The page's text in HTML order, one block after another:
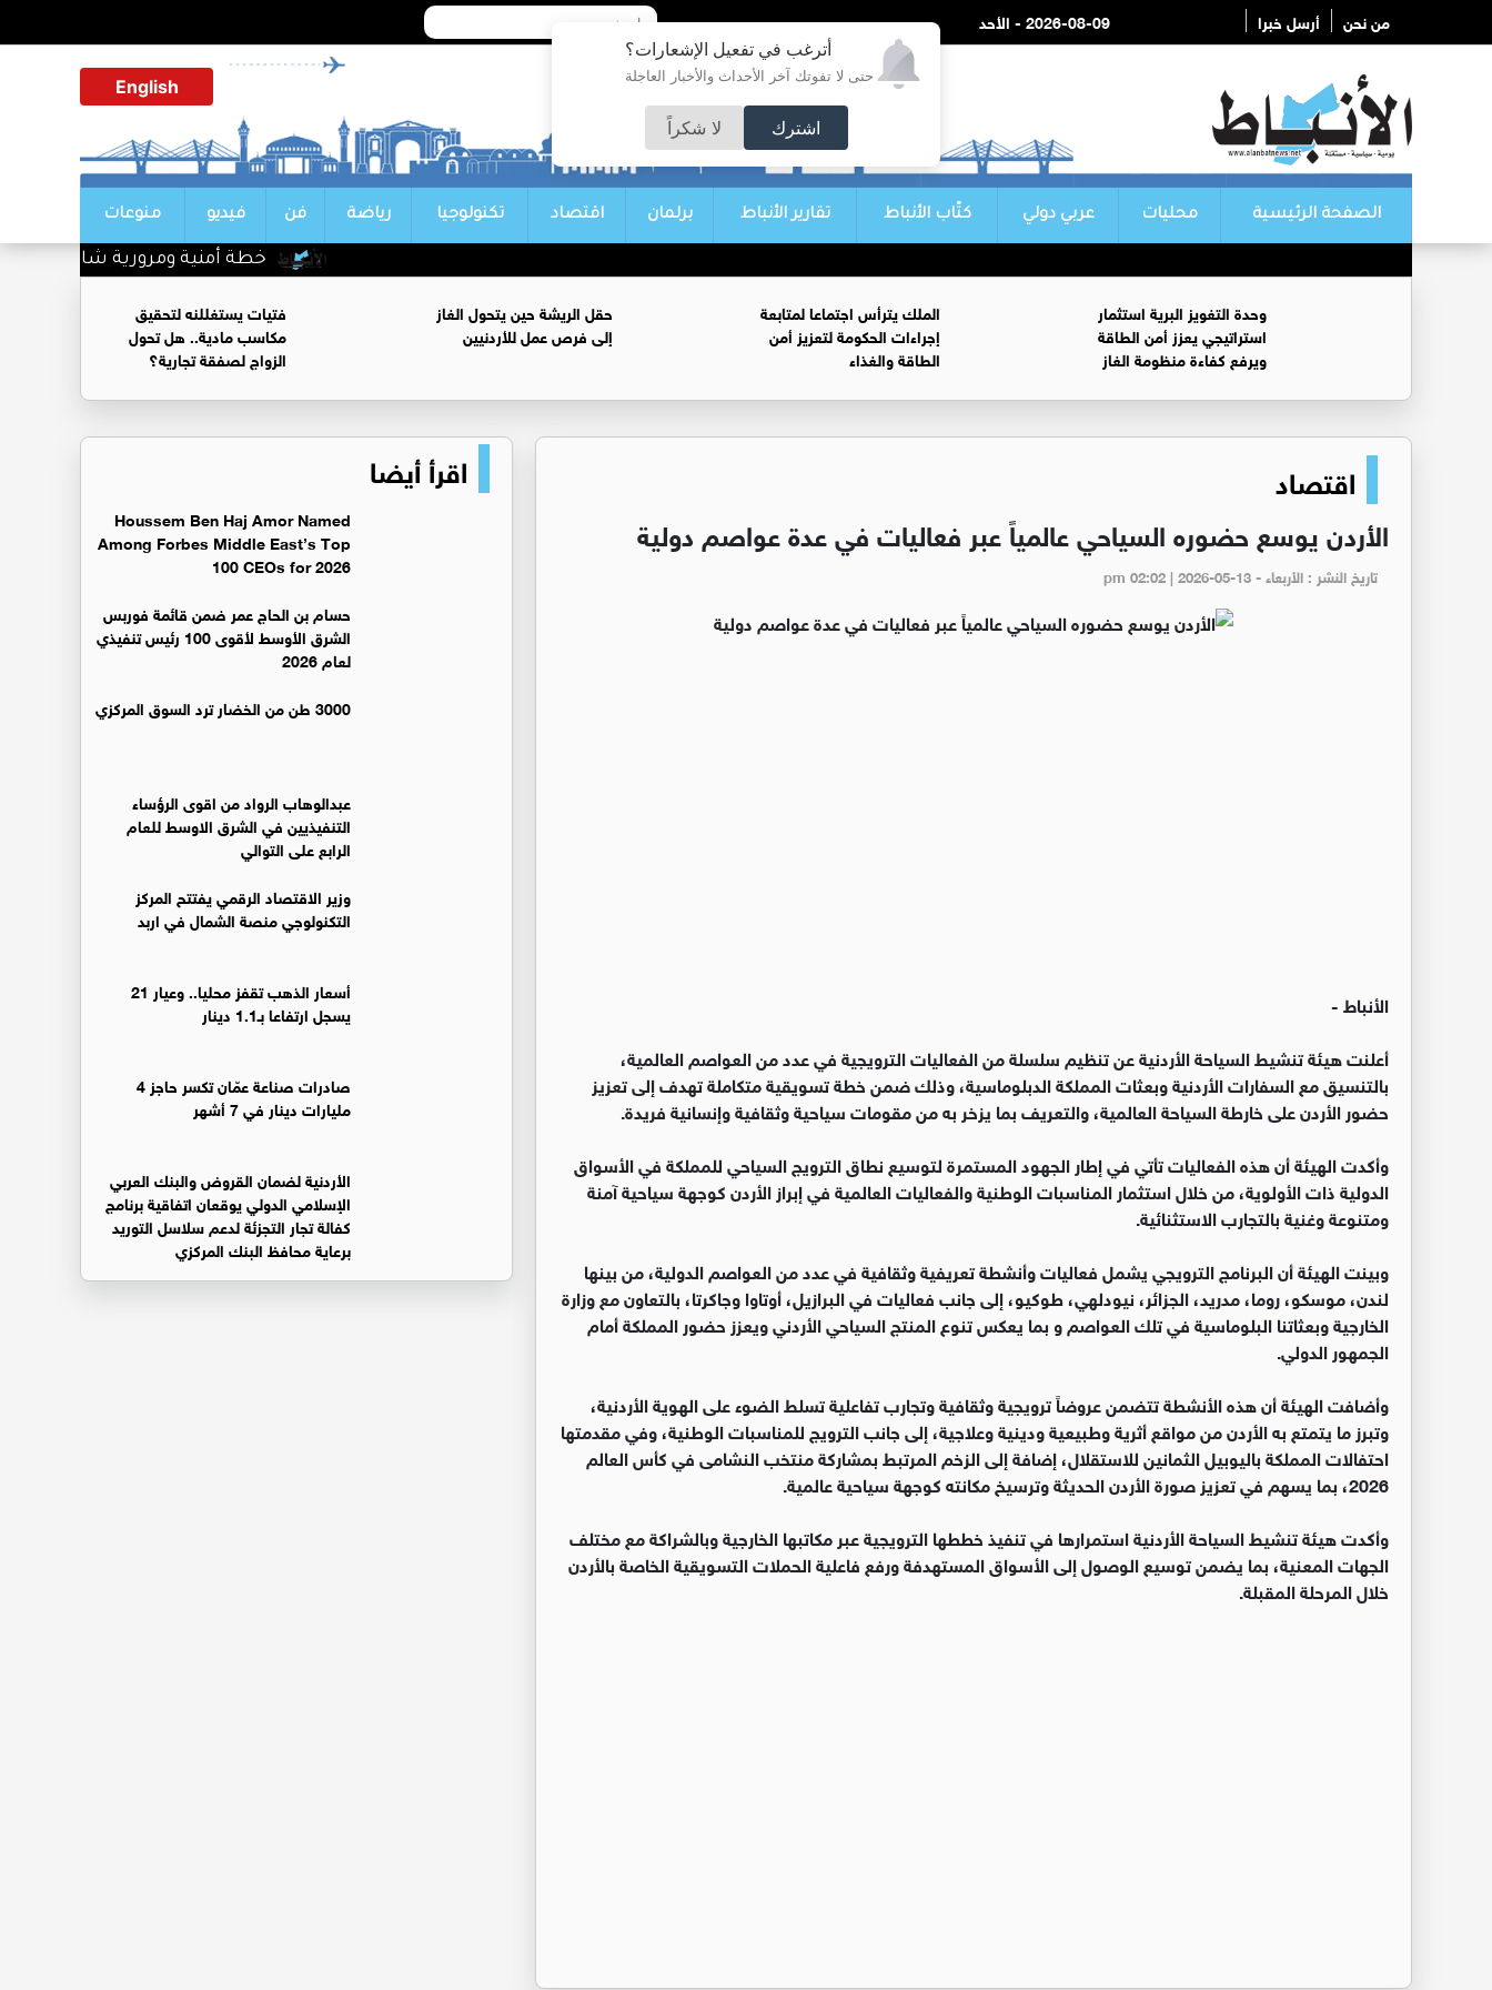
أترغب في تفعيل الإشعارات؟
حتى لا تفوتك آخر الأحداث والأخبار العاجلة
اشترك لا شكراً
من نحن أرسل خبرا 2026-08-09 - الأحد
English
الصفحة الرئيسية محليات عربي دولي كتّاب الأنباط تقارير الأنباط برلمان اقتصاد تكنولوجيا رياضة فن فيديو منوعات
خطة أمنية ومرورية شاملة تزامنا مع
وحدة التغويز البرية استثمار
استراتيجي يعزز أمن الطاقة
ويرفع كفاءة منظومة الغاز
الملك يترأس اجتماعا لمتابعة
إجراءات الحكومة لتعزيز أمن
الطاقة والغذاء
حقل الريشة حين يتحول الغاز
إلى فرص عمل للأردنيين
فتيات يستغللنه لتحقيق
مكاسب مادية.. هل تحول
الزواج لصفقة تجارية؟
اقتصاد
الأردن يوسع حضوره السياحي عالمياً عبر فعاليات في عدة عواصم دولية
تاريخ النشر : الأربعاء - pm 02:02 | 2026-05-13
الأنباط -
أعلنت هيئة تنشيط السياحة الأردنية عن تنظيم سلسلة من الفعاليات الترويجية في عدد من العواصم العالمية،
بالتنسيق مع السفارات الأردنية وبعثات المملكة الدبلوماسية، وذلك ضمن خطة تسويقية متكاملة تهدف إلى تعزيز
حضور الأردن على خارطة السياحة العالمية، والتعريف بما يزخر به من مقومات سياحية وثقافية وإنسانية فريدة.
وأكدت الهيئة أن هذه الفعاليات تأتي في إطار الجهود المستمرة لتوسيع نطاق الترويج السياحي للمملكة في الأسواق
الدولية ذات الأولوية، من خلال استثمار المناسبات الوطنية والفعاليات العالمية في إبراز الأردن كوجهة سياحية آمنة
ومتنوعة وغنية بالتجارب الاستثنائية.
وبينت الهيئة أن البرنامج الترويجي يشمل فعاليات وأنشطة تعريفية وثقافية في عدد من العواصم الدولية، من بينها
لندن، موسكو، روما، مدريد، الجزائر، نيودلهي، طوكيو، إلى جانب فعاليات في البرازيل، أوتاوا وجاكرتا، بالتعاون مع وزارة
الخارجية وبعثاتنا البلوماسية في تلك العواصم و بما يعكس تنوع المنتج السياحي الأردني ويعزز حضور المملكة أمام
الجمهور الدولي.
وأضافت الهيئة أن هذه الأنشطة تتضمن عروضاً ترويجية وثقافية وتجارب تفاعلية تسلط الضوء على الهوية الأردنية،
وتبرز ما يتمتع به الأردن من مواقع أثرية وطبيعية ودينية وعلاجية، إلى جانب الترويج للمناسبات الوطنية، وفي مقدمتها
احتفالات المملكة باليوبيل الثمانين للاستقلال، إضافة إلى الزخم المرتبط بمشاركة منتخب النشامى في كأس العالم
2026، بما يسهم في تعزيز صورة الأردن الحديثة وترسيخ مكانته كوجهة سياحية عالمية.
وأكدت هيئة تنشيط السياحة الأردنية استمرارها في تنفيذ خططها الترويجية عبر مكاتبها الخارجية وبالشراكة مع مختلف
الجهات المعنية، بما يضمن توسيع الوصول إلى الأسواق المستهدفة ورفع فاعلية الحملات التسويقية الخاصة بالأردن
خلال المرحلة المقبلة.
اقرأ أيضا
Houssem Ben Haj Amor Named
Among Forbes Middle East’s Top
100 CEOs for 2026
حسام بن الحاج عمر ضمن قائمة فوربس
الشرق الأوسط لأقوى 100 رئيس تنفيذي
لعام 2026
3000 طن من الخضار ترد السوق المركزي
عبدالوهاب الرواد من اقوى الرؤساء
التنفيذيين في الشرق الاوسط للعام
الرابع على التوالي
وزير الاقتصاد الرقمي يفتتح المركز
التكنولوجي منصة الشمال في اربد
أسعار الذهب تقفز محليا.. وعيار 21
يسجل ارتفاعا بـ1.1 دينار
صادرات صناعة عمّان تكسر حاجز 4
مليارات دينار في 7 أشهر
الأردنية لضمان القروض والبنك العربي
الإسلامي الدولي يوقعان اتفاقية برنامج
كفالة تجار التجزئة لدعم سلاسل التوريد
برعاية محافظ البنك المركزي